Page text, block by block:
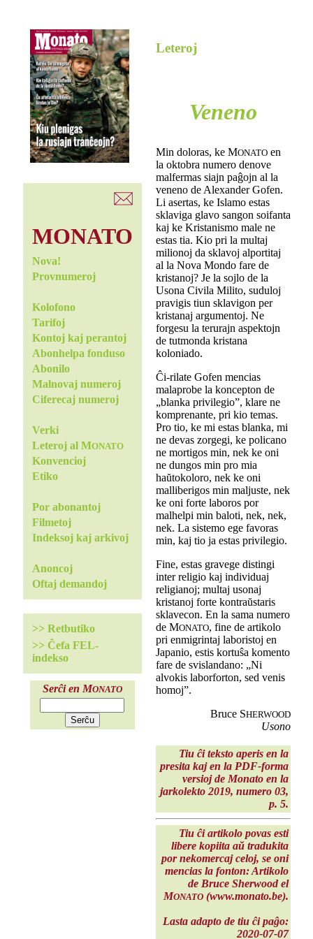
MONATO
Nova!
Provnumeroj
Kolofono
Tarifoj
Kontoj kaj perantoj
Abonhelpa fonduso
Abonilo
Malnovaj numeroj
Ciferecaj numeroj
Verki
Leteroj al MONATO
Konvencioj
Etiko
Por abonantoj
Filmetoj
Indeksoj kaj arkivoj
Anoncoj
Oftaj demandoj
>> Retbutiko
>> Ĉefa FEL-
indekso
Serĉi en MONATO
Leteroj
Veneno
Min doloras, ke MONATOen
la oktobra numero denove
malfermas siajn paĝojn al la
veneno de Alexander Gofen.
Li asertas, ke Islamo estas
sklaviga glavo sangon soifanta
kaj ke Kristanismo male ne
estas tia. Kio pri la multaj
milionoj da sklavoj alportitaj
al la Nova Mondo fare de
kristanoj? Je la sojlo de la
Usona Civila Milito, suduloj
pravigis tiun sklavigon per
kristanaj argumentoj. Ne
forgesu la terurajn aspektojn
de tutmonda kristana
koloniado.
Ĉi-rilate Gofen mencias
malaprobe la koncepton de
„blanka privilegio”, klare ne
komprenante, pri kio temas.
Pro tio, ke mi estas blanka, mi
ne devas zorgegi, ke policano
ne mortigos min, nek ke oni
ne dungos min pro mia
haŭtokoloro, nek ke oni
malliberigos min maljuste, nek
ke oni forte laboros por
malhelpi min baloti, nek, nek,
nek. La sistemo ege favoras
min, kaj tio ja estas privilegio.
Fine, estas gravege distingi
inter religio kaj individuaj
religianoj; multaj usonaj
kristanoj forte kontraŭstaris
sklavecon. En la sama numero
de MONATO, fine de artikolo
pri enmigrintaj laboristoj en
Japanio, estis kortuŝa komento
fare de svislandano: „Ni
alvokis laborforton, sed venis
homoj”.
Bruce SHERWOOD
Usono
Tiu ĉi teksto aperis en la
presita kaj en la PDF-forma
versioj de Monato en la
jarkolekto 2019, numero 03,
p. 5.
Tiu ĉi artikolo povas esti
libere kopiita aŭ tradukita
por nekomercaj celoj, se oni
mencias la fonton: Artikolo
de Bruce Sherwood el
MONATO(www.monato.be).
Lasta adapto de tiu ĉi paĝo:
2020-07-07